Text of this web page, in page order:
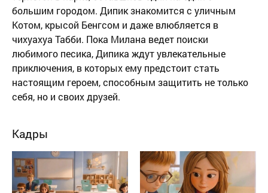
большим городом. Дипик знакомится с уличным
Котом, крысой Бенгсом и даже влюбляется в
чихуахуа Табби. Пока Милана ведет поиски
любимого песика, Дипика ждут увлекательные
приключения, в которых ему предстоит стать
настоящим героем, способным защитить не только
себя, но и своих друзей.
Кадры